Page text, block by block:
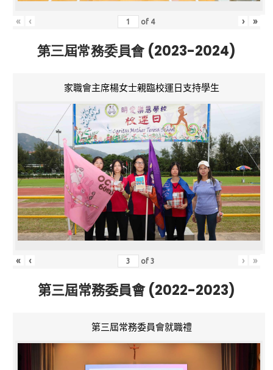
« ‹ of 4 › »
第三屆常務委員會 (2023-2024)
家職會主席楊女士親臨校運日支持學生
« ‹ of3 › »
第三屆常務委員會 (2022-2023)
第三屆常務委員會就職禮